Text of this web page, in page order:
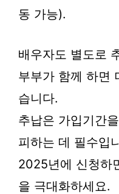
동 가능).
배우자도 별도로
부부가 함께 하면
습니다.
추납은 가입기간
피하는 데 필수입
2025년에 신청하
을 극대화하세요.